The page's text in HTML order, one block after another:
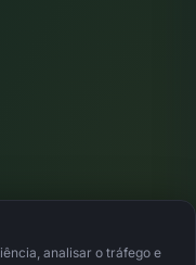
analisar o tráfego e